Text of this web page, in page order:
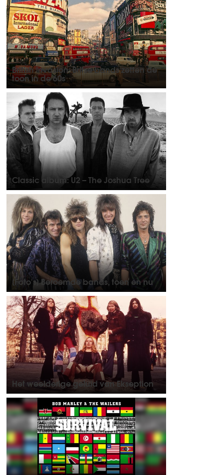
British Invasion: Britse bands zetten de
toon in de 60s
Classic album: U2 – The Joshua Tree
[Foto's] Beroemde bands, toen en nu
Het weelderige geluid van Ekseption